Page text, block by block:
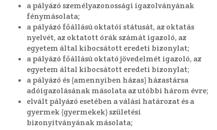
a pályázó személyazonossági igazolványának
fénymásolata;
a pályázó főállású oktatói státusát, az oktatás
nyelvét, az oktatott órák számát igazoló, az
egyetem által kibocsátott eredeti bizonylat;
a pályázó főállású oktató jövedelmét igazoló, az
egyetem által kibocsátott eredeti bizonylat;
a pályázó és (amennyiben házas) házastársa
adóigazolásának másolata az utóbbi három évre;
elvált pályázó esetében a válási határozat és a
gyermek (gyermekek) születési
bizonyítványának másolata;